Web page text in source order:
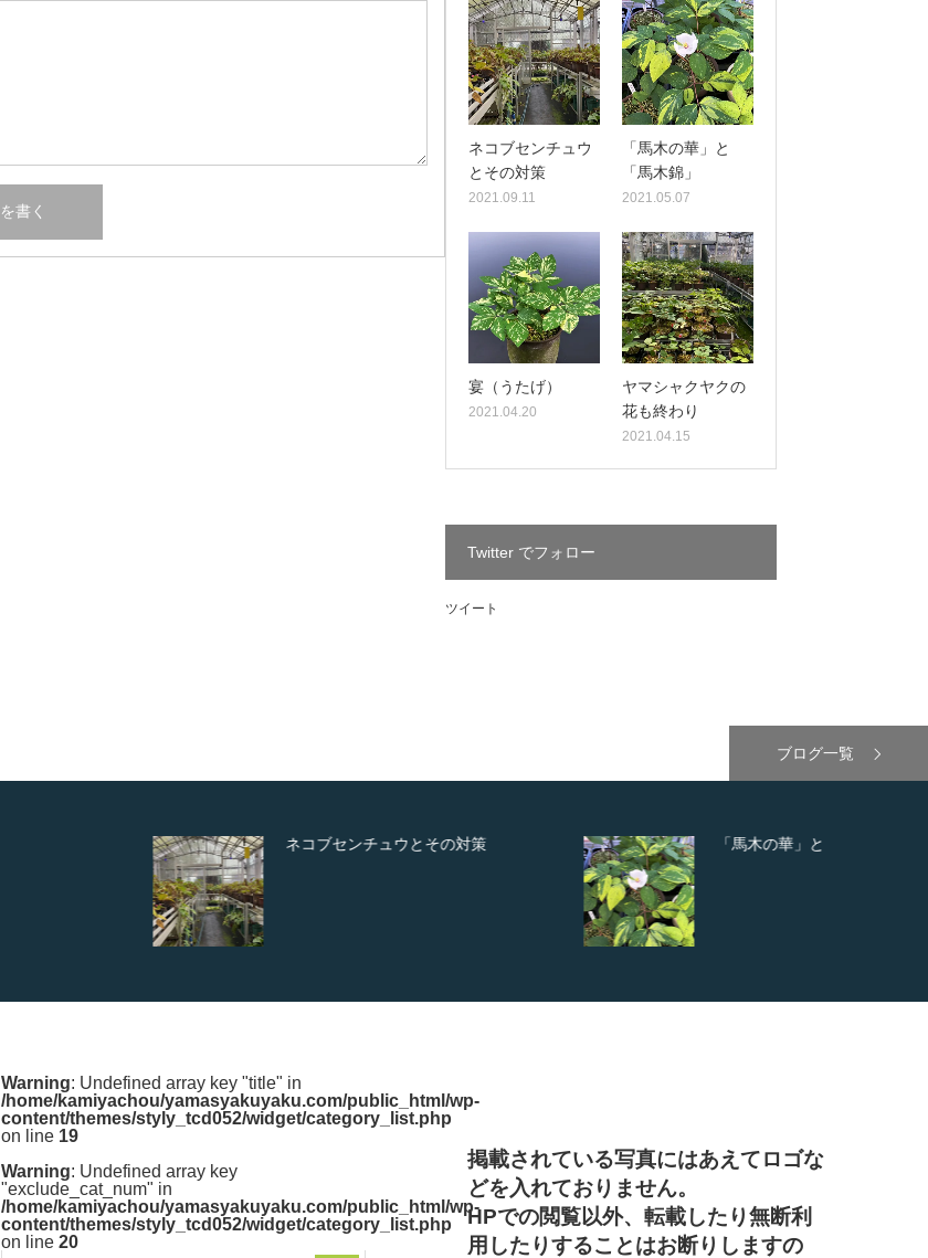
ネコブセンチュウ
とその対策
2021.09.11
「馬木の華」と
「馬木錦」
2021.05.07
宴（うたげ）
2021.04.20
ヤマシャクヤクの
花も終わり
2021.04.15
Twitter でフォロー
ツイート
ブログ一覧
ネコブセンチュウとその対策 「馬木の華」と「馬木錦」
Warning: Undefined array key "title" in
/home/kamiyachou/yamasyakuyaku.com/public_html/wp-
content/themes/styly_tcd052/widget/category_list.php
on line 19
Warning: Undefined array key
"exclude_cat_num" in
/home/kamiyachou/yamasyakuyaku.com/public_html/wp-
content/themes/styly_tcd052/widget/category_list.php
on line 20
掲載されている写真にはあえてロゴな
どを入れておりません。
HPでの閲覧以外、転載したり無断利
用したりすることはお断りしますの